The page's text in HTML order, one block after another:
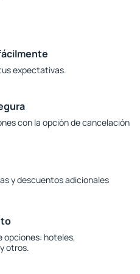
expectativas.
con la opción de cancelación
y descuentos adicionales
opciones: hoteles,
otros.